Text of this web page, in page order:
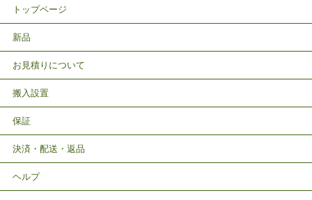
トップページ
新品
お見積りについて
搬入設置
保証
決済・配送・返品
ヘルプ